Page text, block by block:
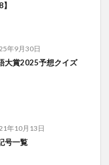
年9月30日
大賞2025予想クイズ
年10月13日
号一覧